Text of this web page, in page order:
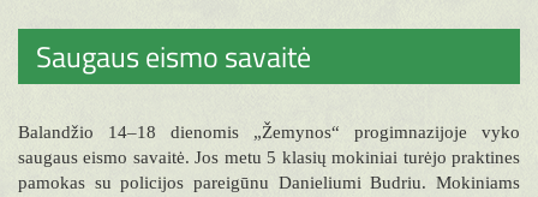
Saugaus eismo savaitė
Balandžio 14–18 dienomis „Žemynos“ progimnazijoje vyko
saugaus eismo savaitė. Jos metu 5 klasių mokiniai turėjo praktines
pamokas su policijos pareigūnu Danieliumi Budriu. Mokiniams